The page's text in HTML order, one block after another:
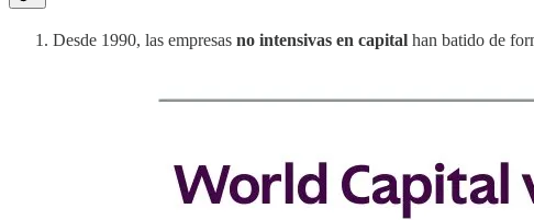
Desde 1990, las empresas no intensivas en capital han batido de